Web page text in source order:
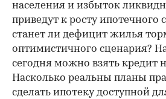
населения и избыток
приведут к росту ипотечного
станет ли дефицит жилья
оптимистичного сценария?
сегодня можно взять кредит
Насколько реальны планы
сделать ипотеку доступной